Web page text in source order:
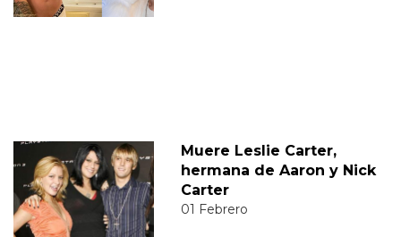
Muere Leslie Carter,
hermana de Aaron y Nick
Carter
01 Febrero